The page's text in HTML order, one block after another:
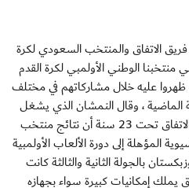
2012 : دعا نجم فريق الاتفاق والمنتخب السعودي لكرة
الوطني الأولمبي لكرة القدم
عليه خلال مشاركاتهم في مختلف
الماضية ، وقال النمشان الذي يشغل
حالياً منصب المدير الإداري لفريق الاتفاق تحت 23 سنة أن نتائج منتخب
المؤهلة إلى دورة الألعاب الأولمبية
بالجولة الثانية والثالثة كانت
يملك إمكانيات كبيرة سواء بجهازه